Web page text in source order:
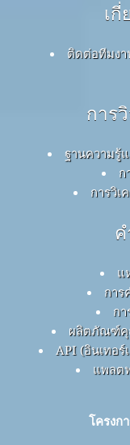
เ
ติดต่อทีมง
การ
ฐานความรู้
ก
การวิเ
แ
กา
ก
ผลิตภัณฑ์คุ
API (อินเทอ
แพลต
โครงก